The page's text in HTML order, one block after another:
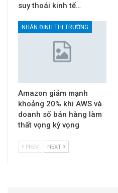
suy thoái kinh tế…
NHẬN ĐỊNH THỊ TRƯỜNG
Amazon giảm mạnh
khoảng 20% khi AWS và
doanh số bán hàng làm
thất vọng kỳ vọng
PREV NEXT